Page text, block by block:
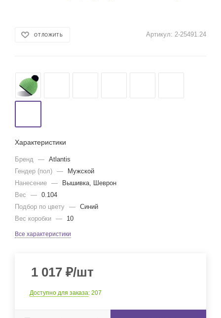
ОТЛОЖИТЬ Артикул: 2-25491.24
Характеристики
Бренд — Atlantis
Гендер (пол) —
Мужской
Нанесение —
Вышивка, Шеврон
Вес
— 0.104
Подбор по цвету — Синий
Вес коробки — 10
Все характеристики
1 017 ₽/шт
Доступно для заказа: 207